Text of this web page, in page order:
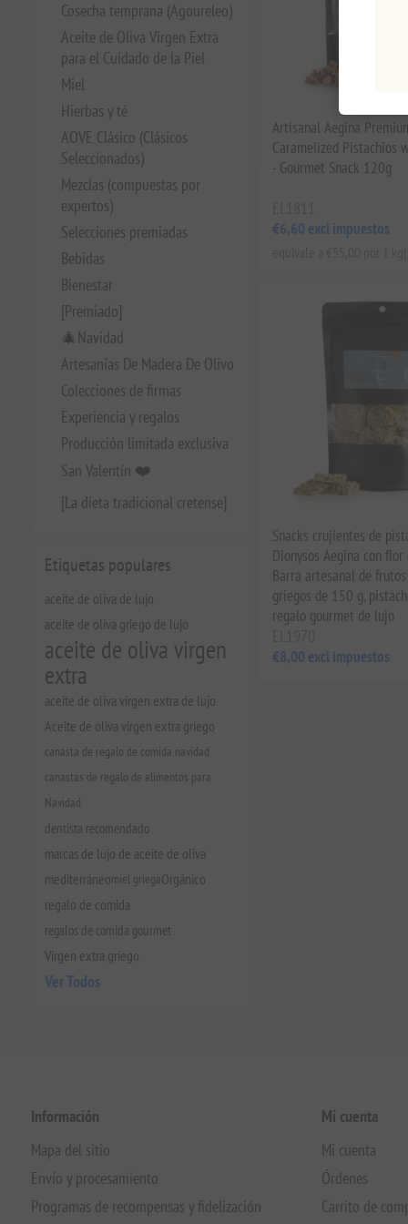
Cosecha temprana (Agoureleo)
Aceite de Oliva Virgen Extra
para el Cuidado de la Piel
Miel
Hierbas y té
AOVE Clásico (Clásicos
Seleccionados)
Mezclas (compuestas por
expertos)
Selecciones premiadas
Bebidas
Bienestar
[Premiado]
🎄Navidad
Artesanías De Madera De Olivo
Colecciones de firmas
Experiencia y regalos
Producción limitada exclusiva
San Valentín ❤️
[La dieta tradicional cretense]
Etiquetas populares
aceite de oliva de lujo
aceite de oliva griego de lujo
aceite de oliva virgen
extra
aceite de oliva virgen extra de lujo
Aceite de oliva virgen extra griego
canasta de regalo de comida navidad
canastas de regalo de alimentos para
Navidad
dentista recomendado
marcas de lujo de aceite de oliva
mediterráneomiel griegaOrgánico
regalo de comida
regalos de comida gourmet
Virgen extra griego
Ver Todos
Artisanal Aegina
Caramelized Pistachios
- Gourmet Snack 120g
€6,60 excl impuestos
Snacks crujientes de
Dionysos Aegina con flor
Barra artesanal de frutos
griegos de 150 g,
regalo gourmet de lujo
€8,00 excl impuestos
Información
Mapa del sitio
Envío y procesamiento
Programas de recompensas y fidelización
Mi cuenta
Mi cuenta
Órdenes
Carrito de